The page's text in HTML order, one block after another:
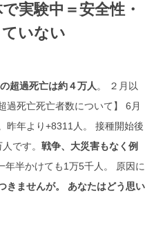
実験中＝安全性・
いない
超過死亡は約４万人。 ２月以
過死亡死亡者数について】 6月
昨年より+8311人。 接種開始後
です。 戦争、大災害もなく例
年半かけても1万5千人。 原因に
きませんが。 あなたはどう思い